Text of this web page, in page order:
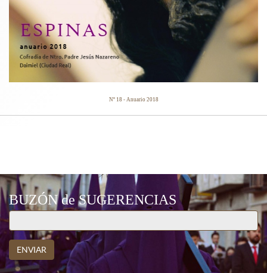
Nº 18 - Anuario 2018
BUZÓN de SUGERENCIAS
ENVIAR